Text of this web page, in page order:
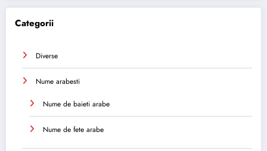
Categorii
Diverse
Nume arabesti
Nume de baieti arabe
Nume de fete arabe